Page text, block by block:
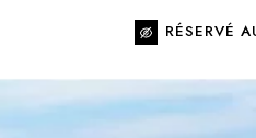
RÉSERVÉ